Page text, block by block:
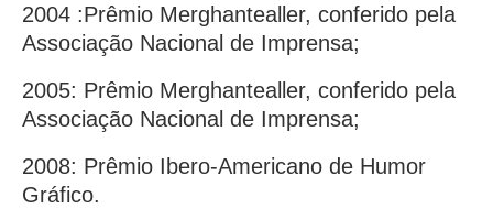
2004 :Prêmio Merghantealler, conferido pela
Associação Nacional de Imprensa;
2005: Prêmio Merghantealler, conferido pela
Associação Nacional de Imprensa;
2008: Prêmio Ibero-Americano de Humor
Gráfico.